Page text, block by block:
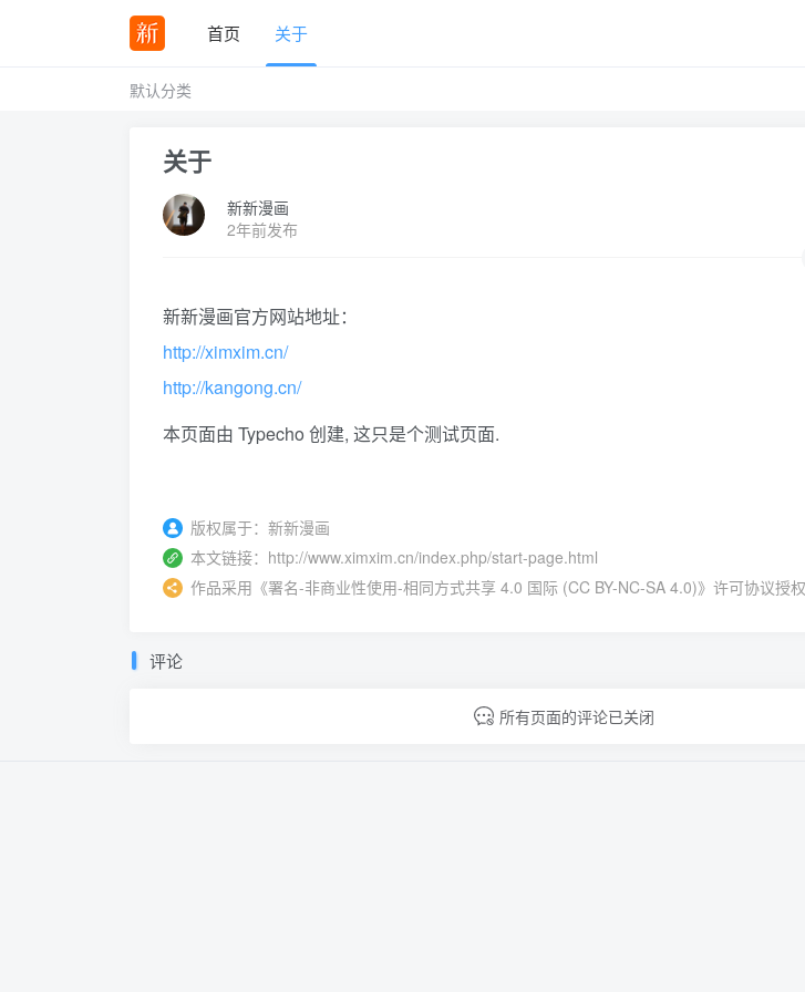
首页 关于
默认分类
关于
新新漫画
2年前发布
新新漫画官方网站地址：
http://ximxim.cn/
http://kangong.cn/
本页面由 Typecho 创建, 这只是个测试页面.
版权属于： 新新漫画
本文链接： http://www.ximxim.cn/index.php/start-page.html
作品采用 《署名-非商业性使用-相同方式共享 4.0 国际 (CC BY-NC-SA 4.0)》许可协议授权
评论
所有页面的评论已关闭